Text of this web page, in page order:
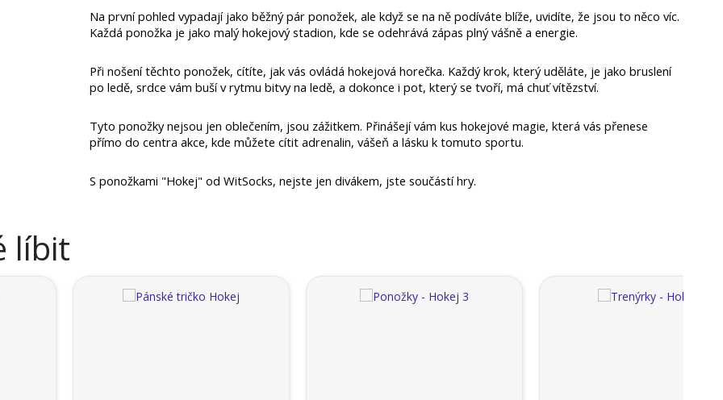
Na první pohled vypadají jako běžný pár ponožek, ale když se na ně podíváte blíže, uvidíte, že jsou to něco víc.
Každá ponožka je jako malý hokejový stadion, kde se odehrává zápas plný vášně a energie.
Při nošení těchto ponožek, cítíte, jak vás ovládá hokejová horečka. Každý krok, který uděláte, je jako bruslení
po ledě, srdce vám buší v rytmu bitvy na ledě, a dokonce i pot, který se tvoří, má chuť vítězství.
Tyto ponožky nejsou jen oblečením, jsou zážitkem. Přinášejí vám kus hokejové magie, která vás přenese
přímo do centra akce, kde můžete cítit adrenalin, vášeň a lásku k tomuto sportu.
S ponožkami "Hokej" od WitSocks, nejste jen divákem, jste součástí hry.
líbit